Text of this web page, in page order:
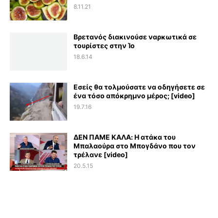
8.11.21
Βρετανός διακινούσε ναρκωτικά σε
τουρίστες στην Ίο
18.6.14
Εσείς θα τολμούσατε να οδηγήσετε σε
ένα τόσο απόκρημνο μέρος; [video]
19.7.16
ΔΕΝ ΠΑΜΕ ΚΑΛΑ: Η ατάκα του
Μπαλαούρα στο Μπογδάνο που τον
τρέλανε [video]
20.5.15